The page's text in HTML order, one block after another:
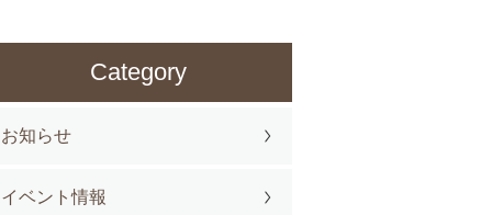
Category
お知らせ
イベント情報